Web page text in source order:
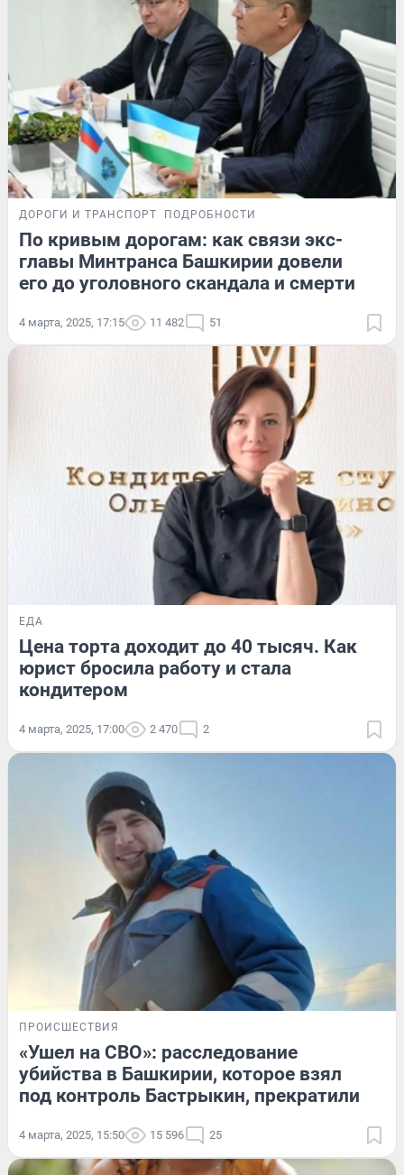
ДОРОГИ И ТРАНСПОРТ ПОДРОБНОСТИ
По кривым дорогам: как связи экс-
главы Минтранса Башкирии довели
его до уголовного скандала и смерти
4 марта, 2025, 17:15 11 482 51
ЕДА
Цена торта доходит до 40 тысяч. Как
юрист бросила работу и стала
кондитером
4 марта, 2025, 17:00 2 470 2
ПРОИСШЕСТВИЯ
«Ушел на СВО»: расследование
убийства в Башкирии, которое взял
под контроль Бастрыкин, прекратили
4 марта, 2025, 15:50 15 596 25